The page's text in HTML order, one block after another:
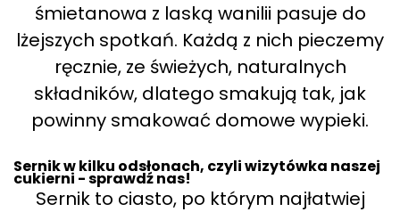
śmietanowa z laską wanilii pasuje do
lżejszych spotkań. Każdą z nich pieczemy
ręcznie, ze świeżych, naturalnych
składników, dlatego smakują tak, jak
powinny smakować domowe wypieki.
Sernik w kilku odsłonach, czyli wizytówka naszej
cukierni - sprawdź nas!
Sernik to ciasto, po którym najłatwiej